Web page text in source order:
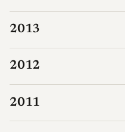
2013
2012
2011